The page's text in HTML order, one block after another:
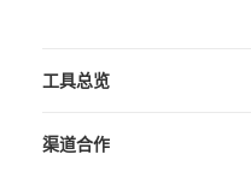
工具总览
渠道合作